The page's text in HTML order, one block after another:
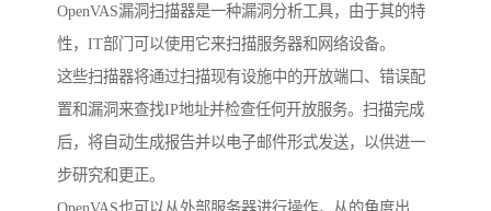
OpenVAS漏洞扫描器是一种漏洞分析工具，由于其的特
性，IT部门可以使用它来扫描服务器和网络设备。
这些扫描器将通过扫描现有设施中的开放端口、错误配
置和漏洞来查找IP地址并检查任何开放服务。扫描完成
后，将自动生成报告并以电子邮件形式发送，以供进一
步研究和更正。
OpenVAS也可以从外部服务器进行操作，从的角度出